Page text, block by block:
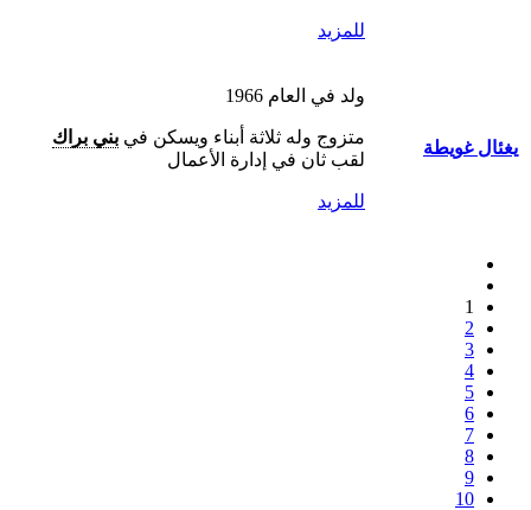
للمزيد
يغئال غويطة
ولد في العام 1966
متزوج وله ثلاثة أبناء ويسكن في بني براك
لقب ثان في إدارة الأعمال
للمزيد
1
2
3
4
5
6
7
8
9
10